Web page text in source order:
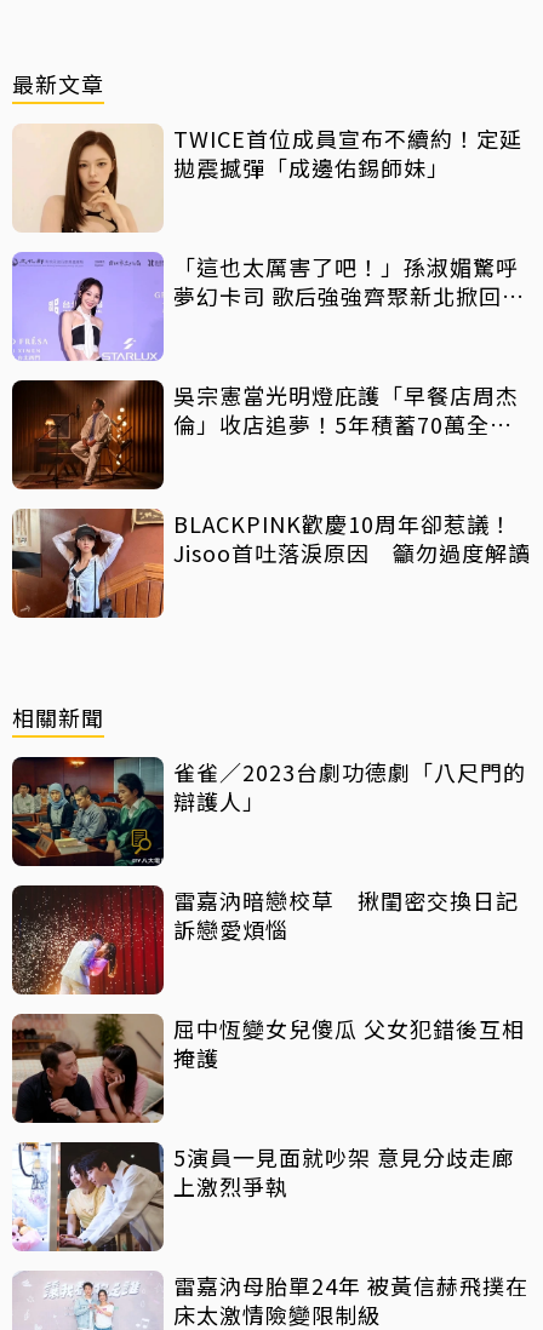
最新文章
TWICE首位成員宣布不續約！定延
拋震撼彈「成邊佑錫師妹」
「這也太厲害了吧！」孫淑媚驚呼
夢幻卡司 歌后強強齊聚新北掀回憶
吳宗憲當光明燈庇護「早餐店周杰
倫」收店追夢！5年積蓄70萬全砸
BLACKPINK歡慶10周年卻惹議！
Jisoo首吐落淚原因 籲勿過度解讀
相關新聞
雀雀／2023台劇功德劇「八尺門的
辯護人」
雷嘉汭暗戀校草 揪閨密交換日記
訴戀愛煩惱
屈中恆變女兒傻瓜 父女犯錯後互相
掩護
5演員一見面就吵架 意見分歧走廊
上激烈爭執
雷嘉汭母胎單24年 被黃信赫飛撲在
床太激情險變限制級